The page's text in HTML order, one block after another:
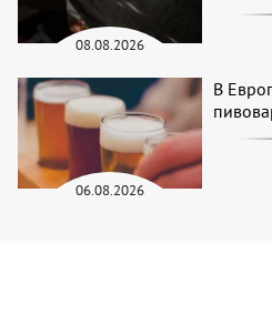
08.08.2026
06.08.2026
В